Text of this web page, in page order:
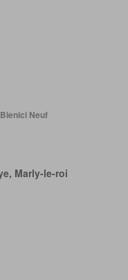
Neuf
Marly-le-roi